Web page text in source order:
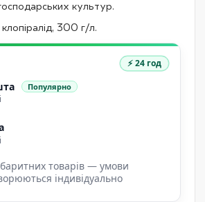
культур.
300 г/л.
⚡ 24 год
Популярно
товарів — умови
індивідуально